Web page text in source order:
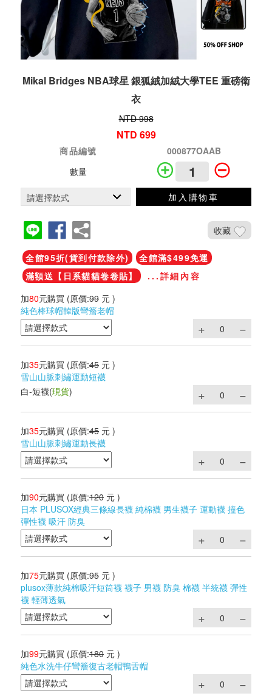
Mikal Bridges NBA球星 銀狐絨加絨大學TEE 重磅衛
衣
NTD 998
NTD 699
商品編號
000877OAAB
數量
加入購物車
收藏
全館95折(貨到付款除外)
全館滿$499免運
滿額送【日系貓貓卷卷貼】
...詳細內容
加80元購買 (原價:99 元 )
純色棒球帽韓版彎簷老帽
加35元購買 (原價:45 元 )
雪山山脈刺繡運動短襪
白-短襪(現貨)
加35元購買 (原價:45 元 )
雪山山脈刺繡運動長襪
加90元購買 (原價:120 元 )
日本 PLUSOX經典三條線長襪 純棉襪 男生襪子 運動襪 撞色
彈性襪 吸汗 防臭
加75元購買 (原價:95 元 )
plusox薄款純棉吸汗短筒襪 襪子 男襪 防臭 棉襪 半統襪 彈性
襪 輕薄透氣
加99元購買 (原價:180 元 )
純色水洗牛仔彎簷復古老帽鴨舌帽